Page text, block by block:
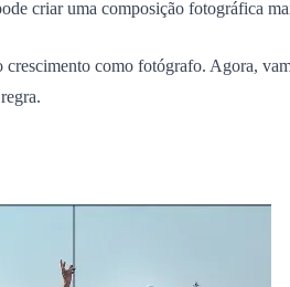
criar uma composição fotográfica
como fotógrafo. Agora,